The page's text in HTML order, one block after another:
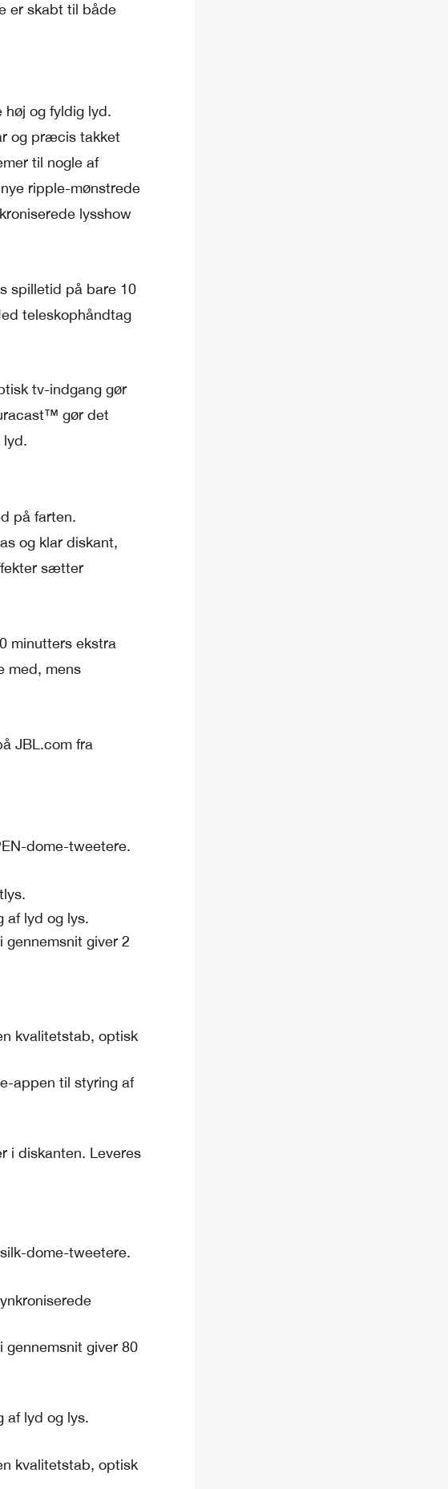
er skabt til både
høj og fyldig lyd.
og præcis takket
til nogle af
ripple-mønstrede
lysshow
spilletid på bare 10
teleskophåndtag
tv-indgang gør
gør det
lyd.
på farten.
og klar diskant,
sætter
minutters ekstra
med, mens
JBL.com fra
dome-tweetere.
af lyd og lys.
giver 2
kvalitetstab, optisk
appen til styring af
i diskanten. Leveres
dome-tweetere.
giver 80
af lyd og lys.
kvalitetstab, optisk